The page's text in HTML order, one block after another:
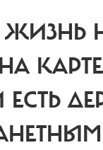
ЖИЗНЬ
НА КАРТЕ